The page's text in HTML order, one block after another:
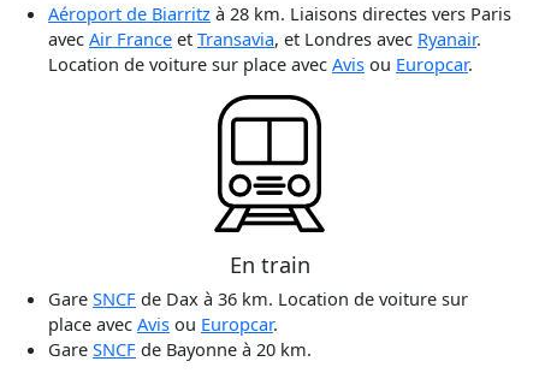
Aéroport de Biarritz à 28 km. Liaisons directes vers Paris
avec Air France et Transavia, et Londres avec Ryanair.
Location de voiture sur place avec Avis ou Europcar.
En train
Gare SNCF de Dax à 36 km. Location de voiture sur
place avec Avis ou Europcar.
Gare SNCF de Bayonne à 20 km.